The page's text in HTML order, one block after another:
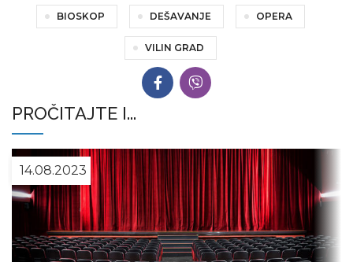
BIOSKOP DEŠAVANJE OPERA
VILIN GRAD
PROČITAJTE I...
14.08.2023